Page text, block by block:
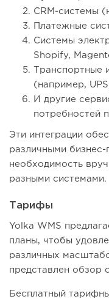
CRM-системы
Платежные
Системы
Shopify,
Транспортные
(например,
И другие
потребностей
Эти интеграции
различными
необходимость
разными системами.
Тарифы
Yolka WMS
планы, чтобы
различных
представлен обзор
Бесплатный